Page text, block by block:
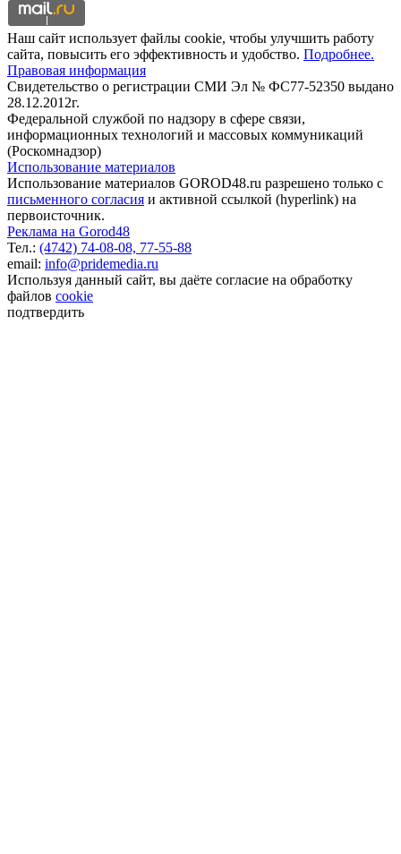
Наш сайт использует файлы cookie, чтобы улучшить работу
сайта, повысить его эффективность и удобство. Подробнее.
Правовая информация
Свидетельство о регистрации СМИ Эл № ФС77-52350 выдано
28.12.2012г.
Федеральной службой по надзору в сфере связи,
информационных технологий и массовых коммуникаций
(Роскомнадзор)
Использование материалов
Использование материалов GOROD48.ru разрешено только с
письменного согласия и активной ссылкой (hyperlink) на
первоисточник.
Реклама на Gorod48
Тел.: (4742) 74-08-08, 77-55-88
email: info@pridemedia.ru
Используя данный сайт, вы даёте согласие на обработку
файлов cookie
подтвердить